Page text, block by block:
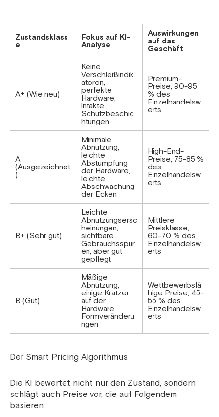
Zustandsklass
e
Fokus auf KI-
Analyse
Auswirkungen
auf das
Geschäft
A+ (Wie neu)
Keine
Verschleißindik
atoren,
perfekte
Hardware,
intakte
Schutzbeschic
htungen
Premium-
Preise, 90-95
% des
Einzelhandelsw
erts
A
(Ausgezeichnet
)
Minimale
Abnutzung,
leichte
Abstumpfung
der Hardware,
leichte
Abschwächung
der Ecken
High-End-
Preise, 75-85 %
des
Einzelhandelsw
erts
B+ (Sehr gut)
Leichte
Abnutzungsersc
heinungen,
sichtbare
Gebrauchsspur
en, aber gut
gepflegt
Mittlere
Preisklasse,
60-70 % des
Einzelhandelsw
erts
B (Gut)
Mäßige
Abnutzung,
einige Kratzer
auf der
Hardware,
Formveränderu
ngen
Wettbewerbsfä
hige Preise, 45-
55 % des
Einzelhandelsw
erts
Der Smart Pricing Algorithmus
Die KI bewertet nicht nur den Zustand, sondern
schlägt auch Preise vor, die auf Folgendem
basieren: